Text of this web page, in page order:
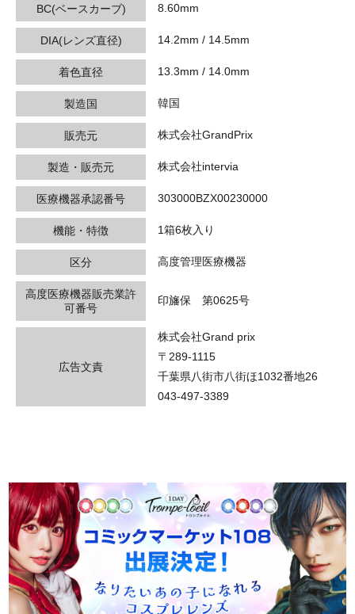
BC(ベースカーブ) 8.60mm
DIA(レンズ直径) 14.2mm / 14.5mm
着色直径 13.3mm / 14.0mm
製造国 韓国
販売元 株式会社GrandPrix
製造・販売元 株式会社intervia
医療機器承認番号 303000BZX00230000
機能・特徴 1箱6枚入り
区分 高度管理医療機器
高度医療機器販売業許
可番号
印旛保 第0625号
広告文責
株式会社Grand prix
〒289-1115
千葉県八街市八街ほ1032番地26
043-497-3389